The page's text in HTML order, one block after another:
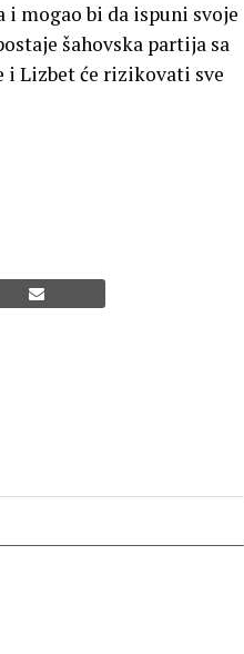
i mogao bi da ispuni svoje
šahovska partija sa
i Lizbet će rizikovati sve